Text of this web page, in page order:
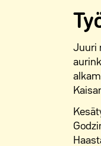
Juuri